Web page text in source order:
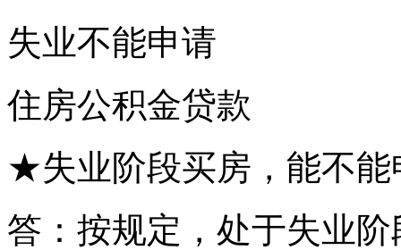
失业不能申请
住房公积金贷款
★失业阶段买房，能不能
答：按规定，处于失业